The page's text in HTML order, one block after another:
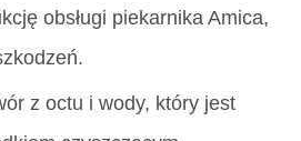
obsługi piekarnika Amica,
z octu i wody, który jest